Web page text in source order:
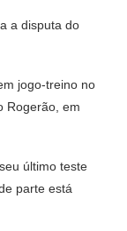
a disputa do
jogo-treino no
Rogerão, em
último teste
parte está